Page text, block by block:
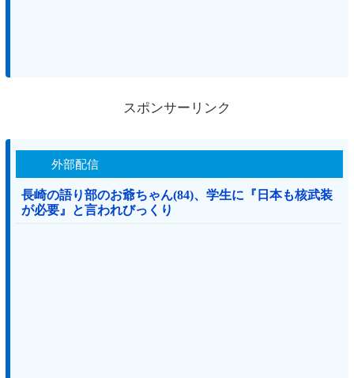
スポンサーリンク
外部配信
長崎の語り部のお爺ちゃん(84)、学生に『日本も核武装
が必要』と言われびっくり